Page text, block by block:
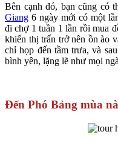
Bên cạnh đó, bạn cũng có
Giang 6 ngày mới có một
đi chợ 1 tuần 1 lần rồi mua
khiến thị trấn trở nên ồn ào
chỉ họp đến tầm trưa, và
bình yên, lặng lẽ như mọi
Đến Phó Bảng mùa